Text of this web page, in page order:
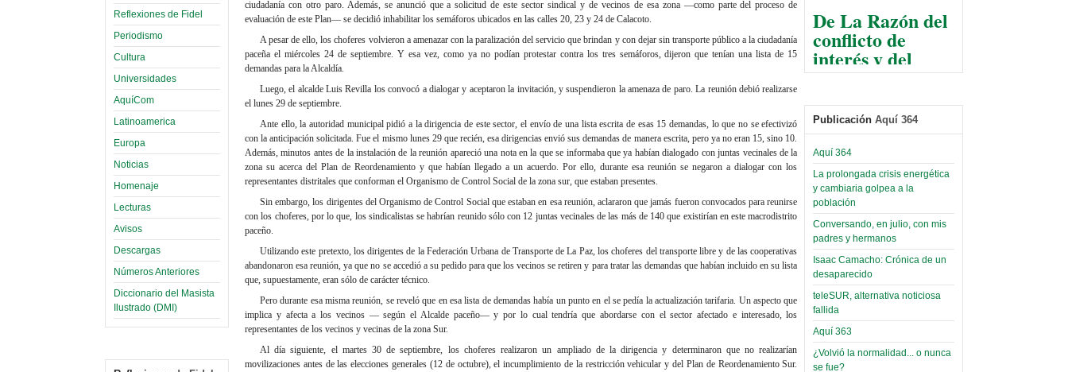
Reflexiones de Fidel
Periodismo
Cultura
Universidades
AquíCom
Latinoamerica
Europa
Noticias
Homenaje
Lecturas
Avisos
Descargas
Números Anteriores
Diccionario del Masista
Ilustrado (DMI)
ciudadanía con otro paro. Además, se anunció que a solicitud de este sector sindical y de vecinos de esa zona —como parte del proceso de
evaluación de este Plan— se decidió inhabilitar los semáforos ubicados en las calles 20, 23 y 24 de Calacoto.
A pesar de ello, los choferes volvieron a amenazar con la paralización del servicio que brindan y con dejar sin transporte público a la ciudadanía
paceña el miércoles 24 de septiembre. Y esa vez, como ya no podían protestar contra los tres semáforos, dijeron que tenían una lista de 15
demandas para la Alcaldía.
Luego, el alcalde Luis Revilla los convocó a dialogar y aceptaron la invitación, y suspendieron la amenaza de paro. La reunión debió realizarse
el lunes 29 de septiembre.
Ante ello, la autoridad municipal pidió a la dirigencia de este sector, el envío de una lista escrita de esas 15 demandas, lo que no se efectivizó
con la anticipación solicitada. Fue el mismo lunes 29 que recién, esa dirigencias envió sus demandas de manera escrita, pero ya no eran 15, sino 10.
Además, minutos antes de la instalación de la reunión apareció una nota en la que se informaba que ya habían dialogado con juntas vecinales de la
zona su acerca del Plan de Reordenamiento y que habían llegado a un acuerdo. Por ello, durante esa reunión se negaron a dialogar con los
representantes distritales que conforman el Organismo de Control Social de la zona sur, que estaban presentes.
Sin embargo, los dirigentes del Organismo de Control Social que estaban en esa reunión, aclararon que jamás fueron convocados para reunirse
con los choferes, por lo que, los sindicalistas se habrían reunido sólo con 12 juntas vecinales de las más de 140 que existirían en este macrodistrito
paceño.
Utilizando este pretexto, los dirigentes de la Federación Urbana de Transporte de La Paz, los choferes del transporte libre y de las cooperativas
abandonaron esa reunión, ya que no se accedió a su pedido para que los vecinos se retiren y para tratar las demandas que habían incluido en su lista
que, supuestamente, eran sólo de carácter técnico.
Pero durante esa misma reunión, se reveló que en esa lista de demandas había un punto en el se pedía la actualización tarifaria. Un aspecto que
implica y afecta a los vecinos — según el Alcalde paceño— y por lo cual tendría que abordarse con el sector afectado e interesado, los
representantes de los vecinos y vecinas de la zona Sur.
Al día siguiente, el martes 30 de septiembre, los choferes realizaron un ampliado de la dirigencia y determinaron que no realizarían
movilizaciones antes de las elecciones generales (12 de octubre), el incumplimiento de la restricción vehicular y del Plan de Reordenamiento Sur.
taller de software estadístico en
la UMSA
Sábado, 14 Septiembre 2024
certificados por apoyo al
Séptimo Encuentro de
Sábado, 14 Octubre 2023
Leer Más...
Trabajo Social de la UMSA
volverá a las urnas para elegir a
su directora
Sábado, 14 Octubre 2023
Leer Más...
Candidatos del MAS se
presentarán en la UMSA
Jueves, 14 Septiembre 2023
Leer Más...
Carrera de Geografía realiza
Segundo Congreso Nacional
De La Razón del
conflicto de
interés y del
razonable arte
y esconder la
mano
El Infamatorio
Jueves, 10 Diciembre 2020
Read more...
Infierno Covid
parte VI:
Gabinete de
Áñez se atribuye
construcción de
hospitales
prefabricados en
la que no tuvo
participación;
Publicación Aquí 364
Aquí 364
La prolongada crisis energética
y cambiaria golpea a la
población
Conversando, en julio, con mis
padres y hermanos
Isaac Camacho: Crónica de un
desaparecido
teleSUR, alternativa noticiosa
fallida
Aquí 363
¿Volvió la normalidad... o nunca
se fue?